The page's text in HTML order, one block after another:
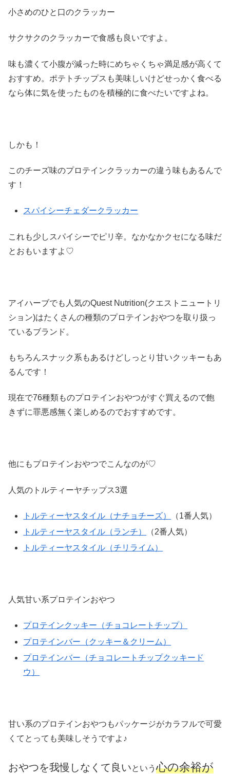
小さめのひと口のクラッカー
サクサクのクラッカーで食感も良いですよ。
味も濃くて小腹が減った時にめちゃくちゃ満足感が高くて
おすすめ。ポテトチップスも美味しいけどせっかく食べる
なら体に気を使ったものを積極的に食べたいですよね。
しかも！
このチーズ味のプロテインクラッカーの違う味もあるんで
す！
スパイシーチェダークラッカー
これも少しスパイシーでピリ辛。なかなかクセになる味だ
とおもいますよ♡
アイハーブでも人気のQuest Nutrition(クエストニュートリ
ション)はたくさんの種類のプロテインおやつを取り扱っ
ているブランド。
もちろんスナック系もあるけどしっとり甘いクッキーもあ
るんです！
現在で76種類ものプロテインおやつがすぐ買えるので飽
きずに罪悪感無く楽しめるのでおすすめです。
他にもプロテインおやつでこんなのが♡
人気のトルティーヤチップス3選
トルティーヤスタイル（ナチョチーズ）
（1番人気）
トルティーヤスタイル（ランチ）
（2番人気）
トルティーヤスタイル（チリライム）
人気甘い系プロテインおやつ
プロテインクッキー（チョコレートチップ）
プロテインバー（クッキー＆クリーム）
プロテインバー（チョコレートチップクッキード
ウ）
甘い系のプロテインおやつもパッケージがカラフルで可愛
くてとっても美味しそうですよ♪
おやつを我慢しなくて良いという心の余裕が